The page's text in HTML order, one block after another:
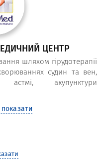
ЦЕНТР
шляхом гірудотерапії
судин та вен,
астмі, акупунктури
мікроциркуляції